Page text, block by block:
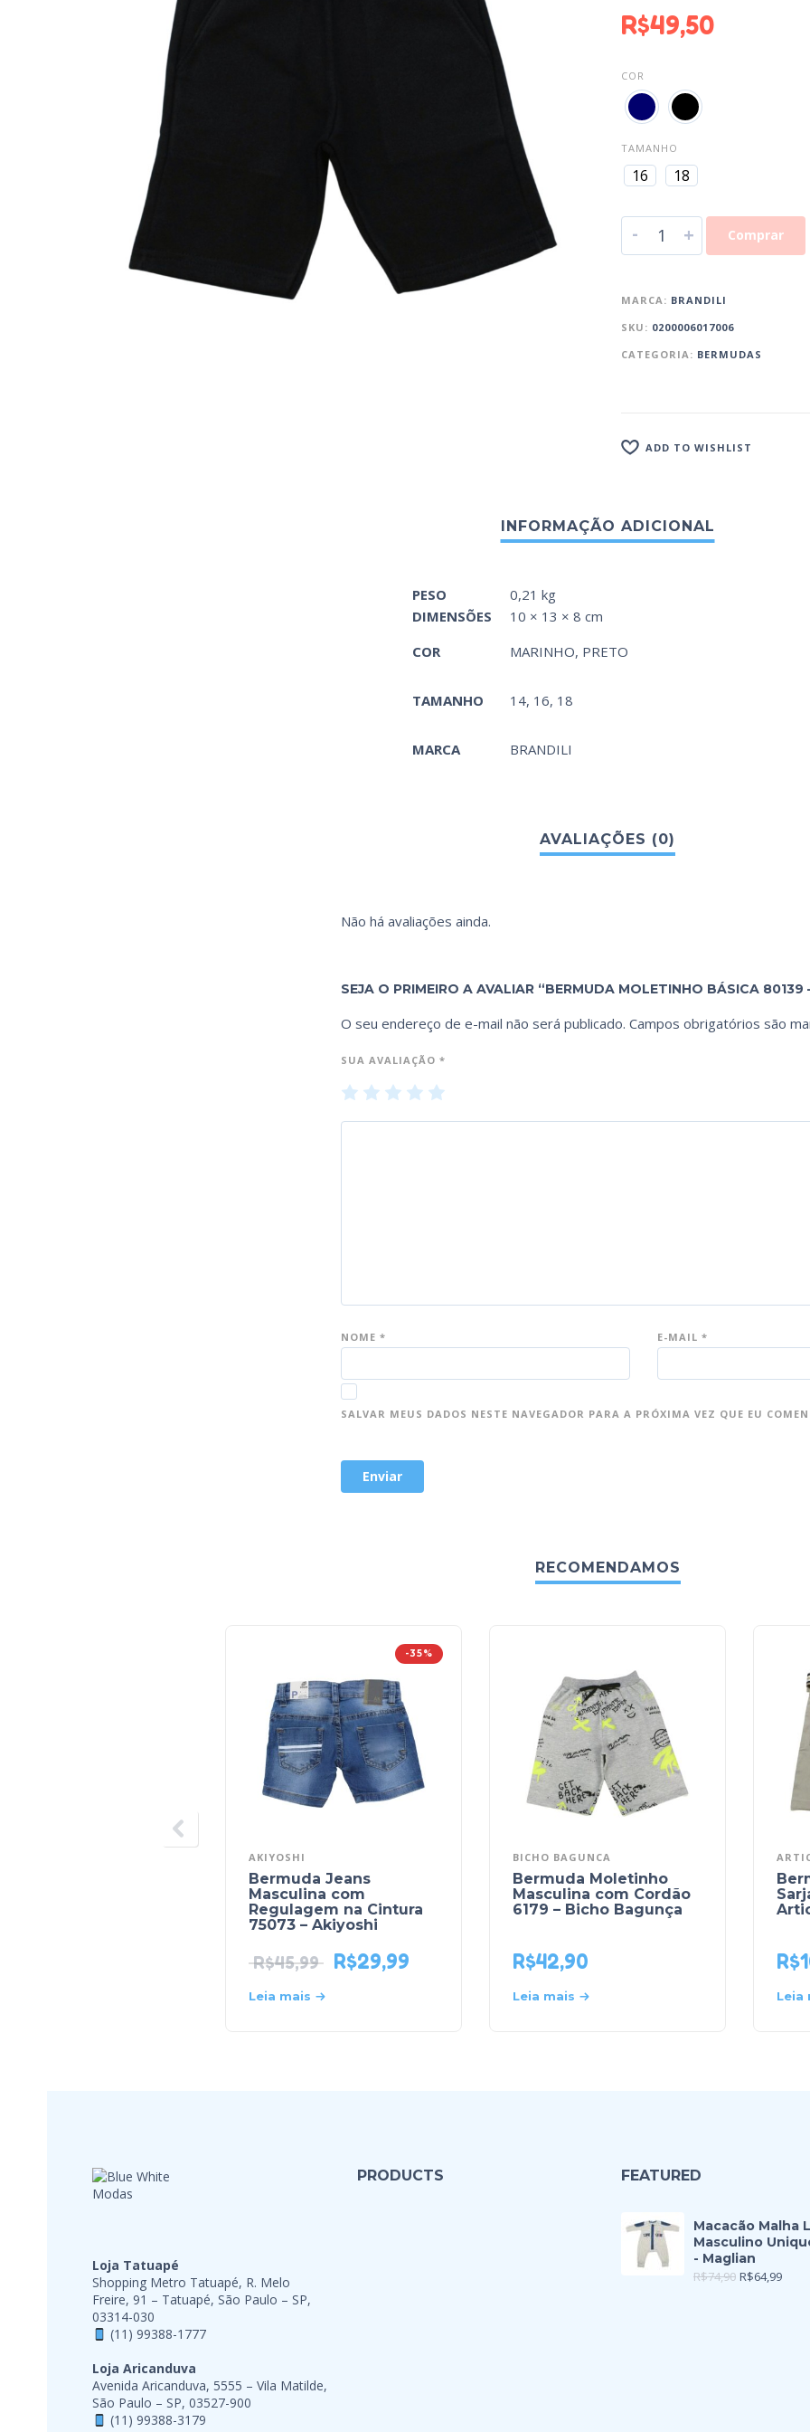
R$49,50
COR
TAMANHO
16 18
- + Comprar
MARCA: BRANDILI
SKU: 0200006017006
CATEGORIA: BERMUDAS
ADD TO WISHLIST
PESO
0,21 kg
DIMENSÕES
10 × 13 × 8 cm
COR
MARINHO, PRETO
TAMANHO 14, 16, 18
MARCA BRANDILI
Não há avaliações ainda.
SEJA O PRIMEIRO A AVALIAR “BERMUDA MOLETINHO BÁSICA 80139
O seu endereço de e-mail não será publicado. Campos obrigatórios são
SUA AVALIAÇÃO *
1 2 3 4
NOME * E-MAIL *
SALVAR MEUS DADOS NESTE NAVEGADOR PARA A PRÓXIMA VEZ QUE EU
RECOMENDAMOS
-35%
AKIYOSHI
Bermuda Jeans
Masculina com
Regulagem na Cintura
75073 – Akiyoshi
R$45,99 R$29,99
Leia mais
BICHO BAGUNCA
Bermuda Moletinho
Masculina com Cordão
6179 – Bicho Bagunça
R$42,90
Leia mais
R$
Leia
Loja Tatuapé
Shopping Metro Tatuapé, R. Melo
Freire, 91 – Tatuapé, São Paulo – SP,
03314-030
(11) 99388-1777
Loja Aricanduva
Avenida Aricanduva, 5555 – Vila Matilde,
São Paulo – SP, 03527-900
(11) 99388-3179
PRODUCTS FEATURED
Macacão Malha
Masculino
- Maglian
R$74,90 R$64,99